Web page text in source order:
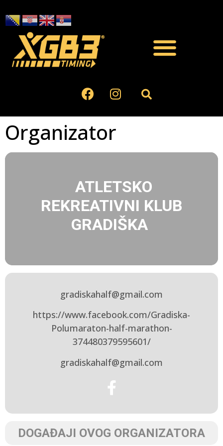
Organizator
ATLETSKO
REKREATIVNI KLUB
GRADIŠKA
gradiskahalf@gmail.com
https://www.facebook.com/Gradiska-
Polumaraton-half-marathon-
374480379595601/
gradiskahalf@gmail.com
DOGAĐAJI OVOG ORGANIZATORA